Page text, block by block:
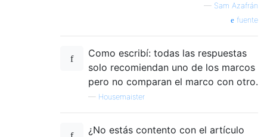
— Sam Azafrán
fuente
Como escribí: todas las respuestas
solo recomiendan uno de los marcos
pero no comparan el marco con otro.
— Housemaister
¿No estás contento con el artículo